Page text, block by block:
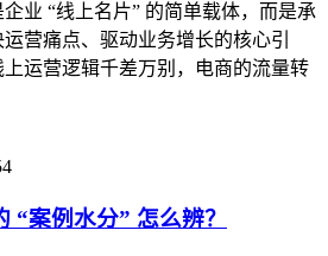
业 “线上名片” 的简单载体，而是承
营痛点、驱动业务增长的核心引
运营逻辑千差万别，电商的流量转
“案例水分” 怎么辨？